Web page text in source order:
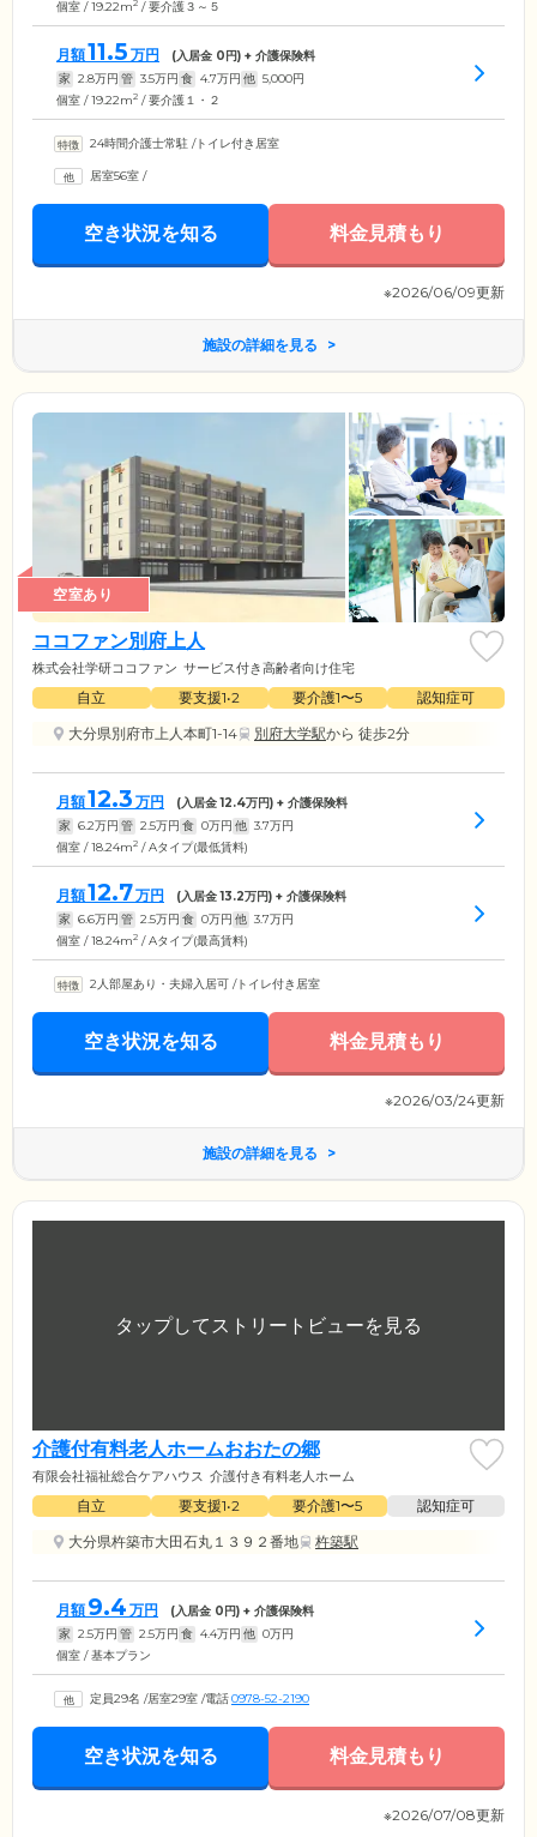
個室 / 19.22m2 / 要介護３～５
月額11.5 万円 (入居金 0円) + 介護保険料
家 2.8万円 管 3.5万円 食 4.7万円 他 5,000円
個室 / 19.22m2 / 要介護１・２
24時間介護士常駐 /トイレ付き居室
居室56室 /
空き状況を知る 料金見積もり
※2026/06/09更新
施設の詳細を見る
空室あり
ココファン別府上人
株式会社学研ココファン サービス付き高齢者向け住宅
自立 要支援1•2 要介護1〜5
認知症可
大分県別府市上人本町1-14
別府大学駅から 徒歩2分
月額12.3 万円 (入居金12.4万円) + 介護保険料
家 6.2万円 管 2.5万円 食 0万円 他 3.7万円
個室 / 18.24m2 / Aタイプ(最低賃料)
月額12.7万円 (入居金13.2万円) + 介護保険料
家 6.6万円 管 2.5万円 食 0万円 他 3.7万円
個室 / 18.24m2 / Aタイプ(最高賃料)
2人部屋あり・夫婦入居可 /トイレ付き居室
空き状況を知る 料金見積もり
※2026/03/24更新
施設の詳細を見る
介護付有料老人ホームおおたの郷
有限会社福祉総合ケアハウス 介護付き有料老人ホーム
自立 要支援1•2 要介護1〜5
認知症可
大分県杵築市大田石丸１３９２番地
杵築駅
月額 9.4 万円 (入居金 0円) + 介護保険料
家 2.5万円 管 2.5万円 食 4.4万円 他 0万円
個室 / 基本プラン
定員29名 /居室29室 /電話0978-52-2190
空き状況を知る 料金見積もり
※2026/07/08更新